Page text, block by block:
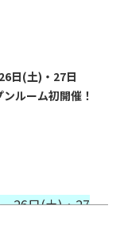
変更・終了する
町13番 パデシ
た方にヤマダポ
ト最大100,000
北ノ口町34 家
日(土)・27日
ルーム初開催！
26日(土)・27